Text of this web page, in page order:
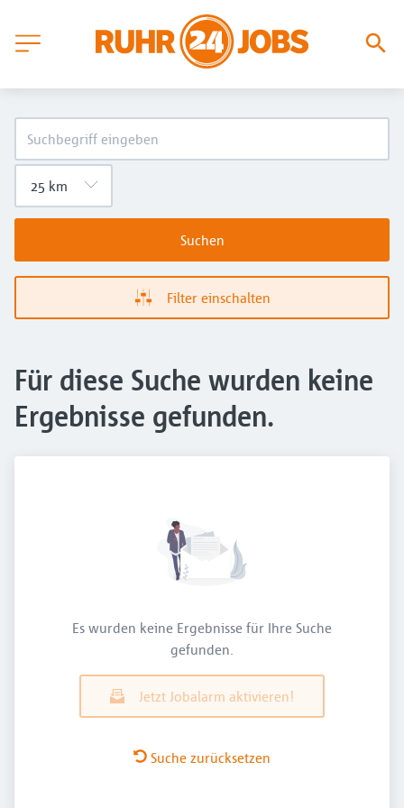
Suchen
Filter einschalten
Für diese Suche wurden keine
Ergebnisse gefunden.
Es wurden keine Ergebnisse für Ihre Suche
gefunden.
Jetzt Jobalarm aktivieren!
Suche zurücksetzen